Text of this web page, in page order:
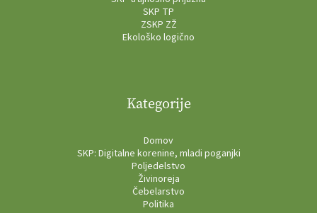
SKP TP
ZSKP ZŽ
Ekološko logično
Kategorije
Domov
SKP: Digitalne korenine, mladi poganjki
Poljedelstvo
Živinoreja
Čebelarstvo
Politika